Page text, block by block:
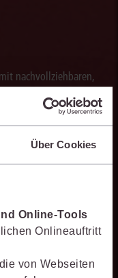
Über Cookies
Online-Tools
Onlineauftritt
von Webseiten
nachvollziehbaren,
auf einer belastbaren
komplexer
Sachverhalte
und belastbare